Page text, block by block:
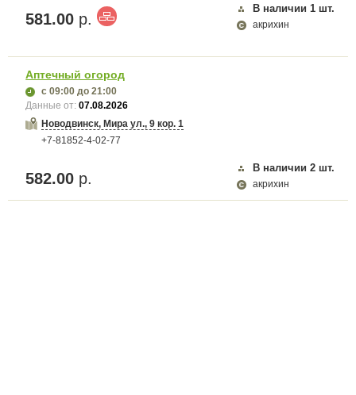
581.00 р.
В наличии 1 шт.
акрихин
Аптечный огород
с 09:00 до 21:00
Данные от:07.08.2026
Новодвинск, Мира ул., 9 кор. 1
+7-81852-4-02-77
582.00 р.
В наличии 2 шт.
акрихин